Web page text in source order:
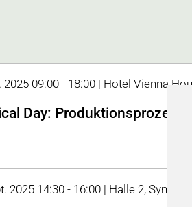
2025 09:00 - 18:00 | Hotel Vienna
Day:
2025 14:30 - 16:00 | Halle 2,